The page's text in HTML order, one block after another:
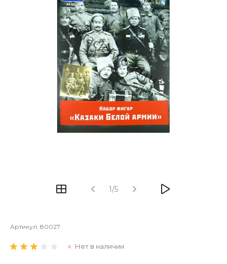
1/5
Артикул: 80027
Нет в наличии